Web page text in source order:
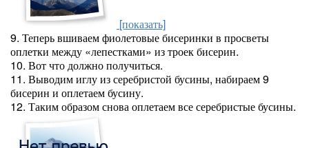
[показать]
9. Теперь вшиваем фиолетовые бисеринки в просветы
оплетки между «лепестками» из троек бисерин.
10. Вот что должно получиться.
11. Выводим иглу из серебристой бусины, набираем 9
бисерин и оплетаем бусину.
12. Таким образом снова оплетаем все серебристые бусины.